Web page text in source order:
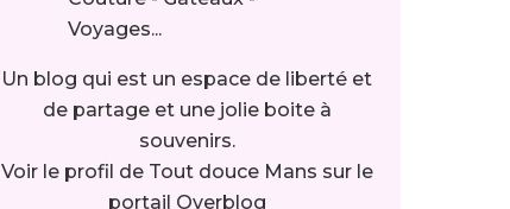
Un blog qui est un espace de liberté et
de partage et une jolie boite à
souvenirs.
Voir le profil de Tout douce Mans sur le
portail Overblog